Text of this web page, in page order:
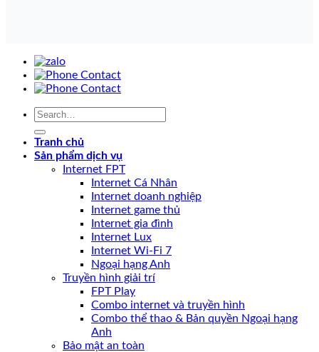
Tranh chủ
Sản phẩm dịch vụ
Internet FPT
Internet Cá Nhân
Internet doanh nghiệp
Internet game thủ
Internet gia đình
Internet Lux
Internet Wi-Fi 7
Ngoại hạng Anh
Truyền hình giải trí
FPT Play
Combo internet và truyền hình
Combo thể thao & Bản quyền Ngoại hạng
Anh
Bảo mật an toàn